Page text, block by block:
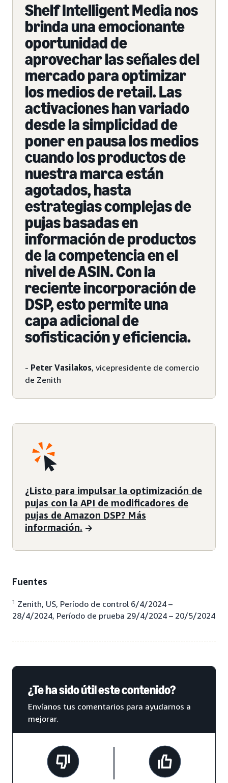
Shelf Intelligent Media nos
brinda una emocionante
oportunidad de
aprovechar las señales del
mercado para optimizar
los medios de retail. Las
activaciones han variado
desde la simplicidad de
poner en pausa los medios
cuando los productos de
nuestra marca están
agotados, hasta
estrategias complejas de
pujas basadas en
información de productos
de la competencia en el
nivel de ASIN. Con la
reciente incorporación de
DSP, esto permite una
capa adicional de
sofisticación y eficiencia.
- Peter Vasilakos, vicepresidente de comercio
de Zenith
¿Listo para impulsar la optimización de
pujas con la API de modificadores de
pujas de Amazon DSP? Más
información.
Fuentes
1 Zenith, US, Período de control 6/4/2024 –
28/4/2024, Período de prueba 29/4/2024 – 20/5/2024
¿Te ha sido útil este contenido?
Envíanos tus comentarios para ayudarnos a
mejorar.